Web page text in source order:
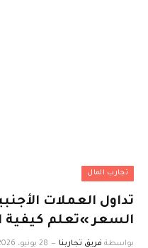
تجارب المال
تداول العملات
السعر »تعلم كيفية
بواسطة فريق تجاربنا 28 يونيو، 2026